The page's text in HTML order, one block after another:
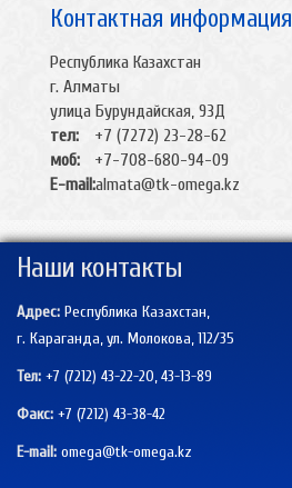
Контактная информация
Республика Казахстан
г. Алматы
улица Бурундайская, 93Д
тел:
+7 (7272) 23-28-62
моб:
+7-708-680-94-09
E-mail:almata@tk-omega.kz
Наши контакты
Адрес: Республика Казахстан,
г. Караганда, ул. Молокова, 112/35
Тел: +7 (7212) 43-22-20, 43-13-89
Факс: +7 (7212) 43-38-42
E-mail: omega@tk-omega.kz